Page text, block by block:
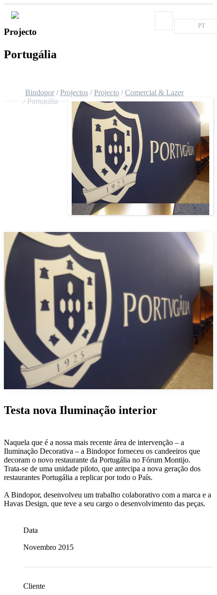
PT
Projecto
Portugália
Bindopor Projectos Projecto
Comercial & Lazer
Portugália
Testa nova Iluminação interior
Naquela que é a nossa mais recente área de intervenção – a
Iluminação Decorativa – a Bindopor forneceu os candeeiros que
decoram o novo restaurante da Portugália no Fórum Montijo.
Trata-se de uma unidade piloto, que antecipa a nova geração dos
restaurantes Portugália a replicar por todo o País.
A Bindopor, desenvolveu um trabalho colaborativo com a marca e a
Havas Design, que teve a seu cargo o desenvolvimento das peças.
Data
Novembro 2015
Cliente